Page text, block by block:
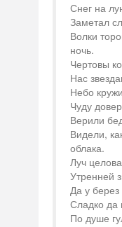
Снег на
Заметал
Волки
ночь.
Чертовы
Нас
Небо
Чуду
Верили
Видели,
облака.
Луч
Утренней
Да у
Сладко да
По душе